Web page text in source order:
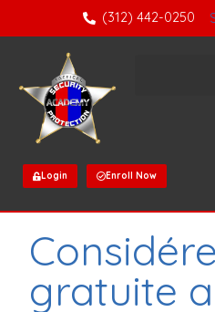
(312) 442-0250
Login Enroll Now
gratuite